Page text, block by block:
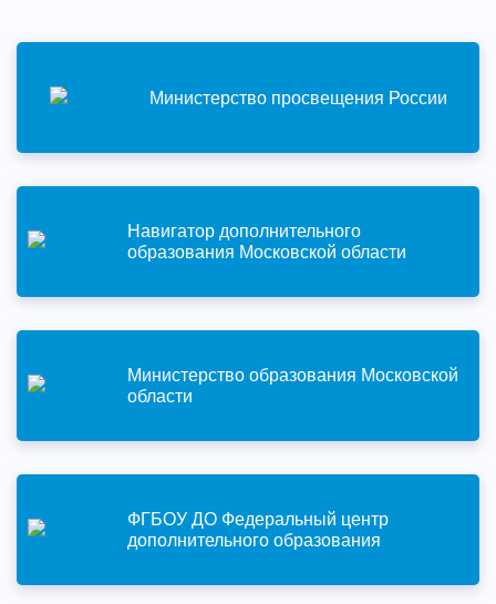
Министерство просвещения России
Навигатор дополнительного
образования Московской области
Министерство образования Московской
области
ФГБОУ ДО Федеральный центр
дополнительного образования